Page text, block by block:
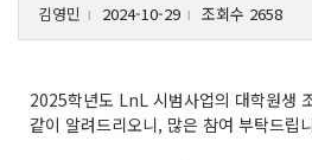
김영민 l 2024-10-29 l 조회수 2658
2025학년도 LnL 시범사업의 대학원생
같이 알려드리오니, 많은 참여 부탁드립